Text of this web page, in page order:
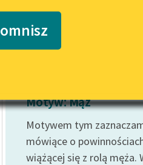
w formacie PDF
Motyw: Mąż
Motywem tym
mówiące o
wiążącej się z rolą męża.